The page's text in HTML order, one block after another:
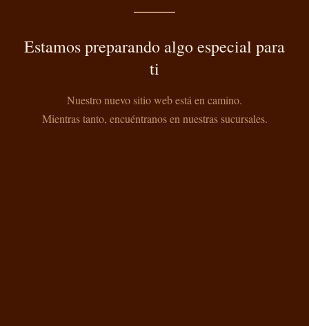
Estamos preparando algo especial para
ti
Nuestro nuevo sitio web está en camino.
Mientras tanto, encuéntranos en nuestras sucursales.